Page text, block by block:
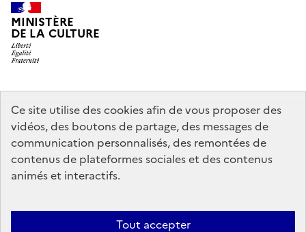
Ce site utilise des cookies afin de vous proposer des
vidéos, des boutons de partage, des messages de
communication personnalisés, des remontées de
contenus de plateformes sociales et des contenus
animés et interactifs.
Tout accepter
MINISTÈRE
DE LA CULTURE
legifrance.gouv.fr
info.gouv.fr
service-public.gouv.fr
data.gouv.fr
Politique d’utilisation des témoins de connexion (cookies)